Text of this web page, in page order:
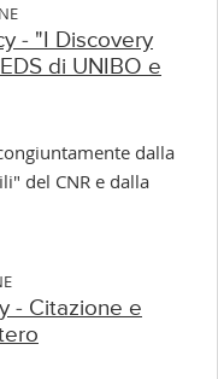
- "I Discovery
di UNIBO e
dalla
del CNR e dalla
- Citazione e